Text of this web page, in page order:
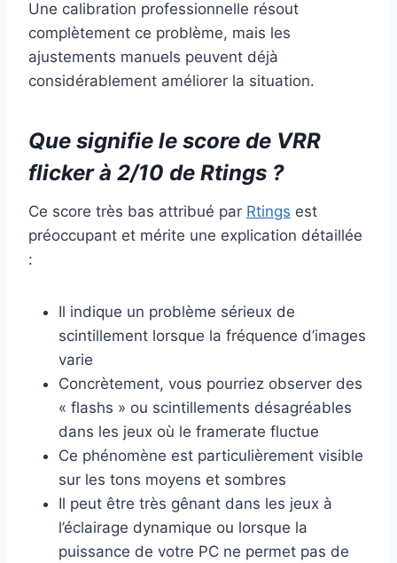
Une calibration professionnelle résout
complètement ce problème, mais les
ajustements manuels peuvent déjà
considérablement améliorer la situation.
Que signifie le score de VRR
flicker à 2/10 de Rtings ?
Ce score très bas attribué par Rtings est
préoccupant et mérite une explication détaillée
:
Il indique un problème sérieux de
scintillement lorsque la fréquence d’images
varie
Concrètement, vous pourriez observer des
« flashs » ou scintillements désagréables
dans les jeux où le framerate fluctue
Ce phénomène est particulièrement visible
sur les tons moyens et sombres
Il peut être très gênant dans les jeux à
l’éclairage dynamique ou lorsque la
puissance de votre PC ne permet pas de